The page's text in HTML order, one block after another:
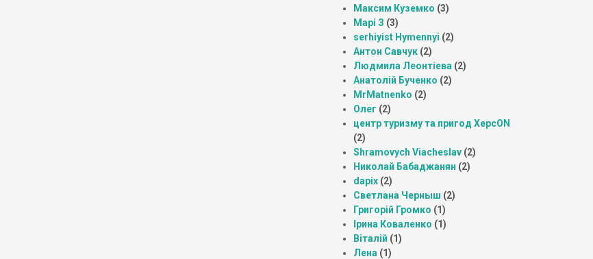
Максим Куземко (3)
Марі З (3)
serhiyist Hymennyi (2)
Антон Савчук(2)
Людмила Леонтіева (2)
Анатолій Бученко (2)
MrMatnenko (2)
Олег (2)
центр туризму та пригод ХерсON
(2)
Shramovych Viacheslav(2)
Николай Бабаджанян (2)
dapix(2)
Светлана Черныш (2)
Григорій Громко (1)
Ірина Коваленко (1)
Віталій (1)
Лена (1)